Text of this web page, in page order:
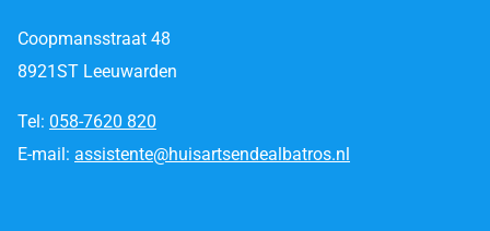
Coopmansstraat 48
8921ST Leeuwarden
Tel: 058-7620 820
E-mail: assistente@huisartsendealbatros.nl